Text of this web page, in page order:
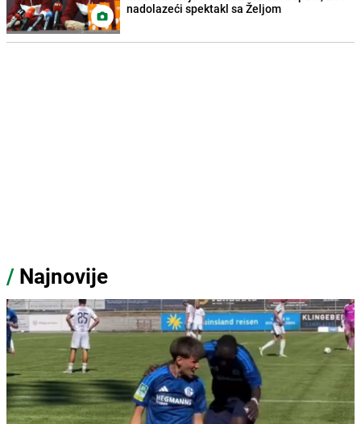
nadolazeći spektakl sa Željom
/ Najnovije